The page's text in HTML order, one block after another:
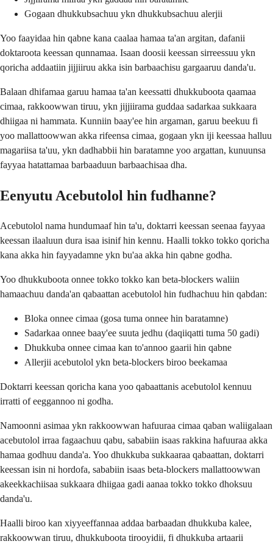
Gogaan dhukkubsachuu ykn dhukkubsachuu alerjii
Yoo faayidaa hin qabne kana caalaa hamaa ta'an argitan, dafanii
doktaroota keessan qunnamaa. Isaan doosii keessan sirreessuu ykn
qoricha addaatiin jijjiiruu akka isin barbaachisu gargaaruu danda'u.
Balaan dhifamaa garuu hamaa ta'an keessatti dhukkuboota qaamaa
cimaa, rakkoowwan tiruu, ykn jijjiirama guddaa sadarkaa sukkaara
dhiigaa ni hammata. Kunniin baay'ee hin argaman, garuu beekuu fi
yoo mallattoowwan akka rifeensa cimaa, gogaan ykn iji keessaa halluu
magariisa ta'uu, ykn dadhabbii hin baratamne yoo argattan, kunuunsa
fayyaa hatattamaa barbaaduun barbaachisaa dha.
Eenyutu Acebutolol hin fudhanne?
Acebutolol nama hundumaaf hin ta'u, doktarri keessan seenaa fayyaa
keessan ilaaluun dura isaa isinif hin kennu. Haalli tokko tokko qoricha
kana akka hin fayyadamne ykn bu'aa akka hin qabne godha.
Yoo dhukkuboota onnee tokko tokko kan beta-blockers waliin
hamaachuu danda'an qabaattan acebutolol hin fudhachuu hin qabdan:
Bloka onnee cimaa (gosa tuma onnee hin baratamne)
Sadarkaa onnee baay'ee suuta jedhu (daqiiqatti tuma 50 gadi)
Dhukkuba onnee cimaa kan to'annoo gaarii hin qabne
Allerjii acebutolol ykn beta-blockers biroo beekamaa
Doktarri keessan qoricha kana yoo qabaattanis acebutolol kennuu
irratti of eeggannoo ni godha.
Namoonni asimaa ykn rakkoowwan hafuuraa cimaa qaban waliigalaan
acebutolol irraa fagaachuu qabu, sababiin isaas rakkina hafuuraa akka
hamaa godhuu danda'a. Yoo dhukkuba sukkaaraa qabaattan, doktarri
keessan isin ni hordofa, sababiin isaas beta-blockers mallattoowwan
akeekkachiisaa sukkaara dhiigaa gadi aanaa tokko tokko dhoksuu
danda'u.
Haalli biroo kan xiyyeeffannaa addaa barbaadan dhukkuba kalee,
rakkoowwan tiruu, dhukkuboota tirooyidii, fi dhukkuba artaarii